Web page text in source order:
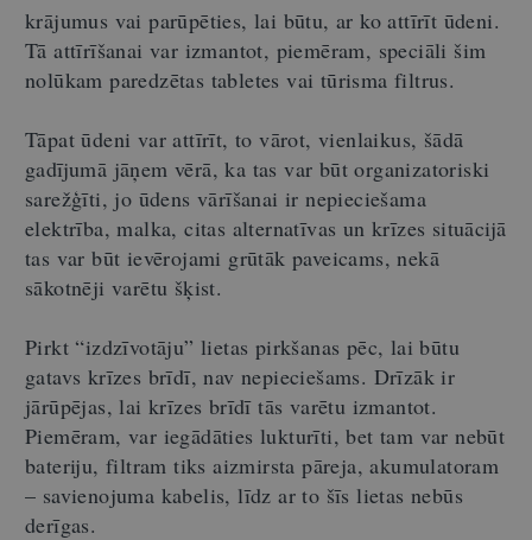
krājumus vai parūpēties, lai būtu, ar ko attīrīt ūdeni.
Tā attīrīšanai var izmantot, piemēram, speciāli šim
nolūkam paredzētas tabletes vai tūrisma filtrus.
Tāpat ūdeni var attīrīt, to vārot, vienlaikus, šādā
gadījumā jāņem vērā, ka tas var būt organizatoriski
sarežģīti, jo ūdens vārīšanai ir nepieciešama
elektrība, malka, citas alternatīvas un krīzes situācijā
tas var būt ievērojami grūtāk paveicams, nekā
sākotnēji varētu šķist.
Pirkt “izdzīvotāju” lietas pirkšanas pēc, lai būtu
gatavs krīzes brīdī, nav nepieciešams. Drīzāk ir
jārūpējas, lai krīzes brīdī tās varētu izmantot.
Piemēram, var iegādāties lukturīti, bet tam var nebūt
bateriju, filtram tiks aizmirsta pāreja, akumulatoram
– savienojuma kabelis, līdz ar to šīs lietas nebūs
derīgas.